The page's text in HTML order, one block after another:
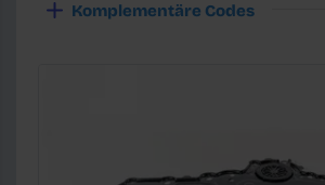
Komplementäre Codes